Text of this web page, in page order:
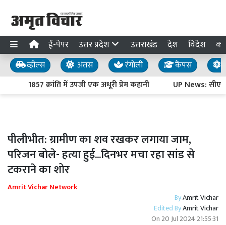
ई-पेपर उत्तर प्रदेश उत्तराखंड देश विदेश
व्हील्स अंतस रंगोली कैंपस
1857 क्रांति में उपजी एक अधूरी प्रेम कहानी
UP News: सीएम
पीलीभीत: ग्रामीण का शव रखकर लगाया जाम,
परिजन बोले- हत्या हुई...दिनभर मचा रहा सांड से
टकराने का शोर
Amrit Vichar Network
ByAmrit Vichar
Edited ByAmrit Vichar
On 20 Jul 2024 21:55:31